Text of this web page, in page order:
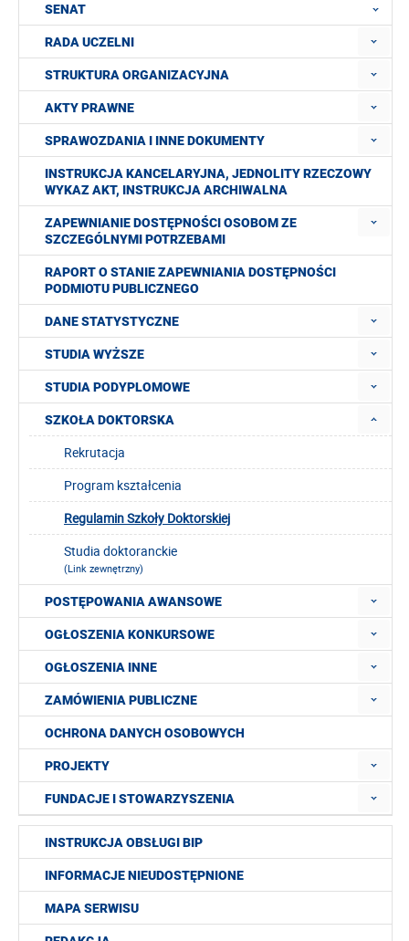
SENAT
RADA UCZELNI
STRUKTURA ORGANIZACYJNA
AKTY PRAWNE
SPRAWOZDANIA I INNE DOKUMENTY
INSTRUKCJA KANCELARYJNA, JEDNOLITY RZECZOWY
WYKAZ AKT, INSTRUKCJA ARCHIWALNA
ZAPEWNIANIE DOSTĘPNOŚCI OSOBOM ZE
SZCZEGÓLNYMI POTRZEBAMI
RAPORT O STANIE ZAPEWNIANIA DOSTĘPNOŚCI
PODMIOTU PUBLICZNEGO
DANE STATYSTYCZNE
STUDIA WYŻSZE
STUDIA PODYPLOMOWE
SZKOŁA DOKTORSKA
Rekrutacja
Program kształcenia
Regulamin Szkoły Doktorskiej
Studia doktoranckie
(Link zewnętrzny)
POSTĘPOWANIA AWANSOWE
OGŁOSZENIA KONKURSOWE
OGŁOSZENIA INNE
ZAMÓWIENIA PUBLICZNE
OCHRONA DANYCH OSOBOWYCH
PROJEKTY
FUNDACJE I STOWARZYSZENIA
INSTRUKCJA OBSŁUGI BIP
INFORMACJE NIEUDOSTĘPNIONE
MAPA SERWISU